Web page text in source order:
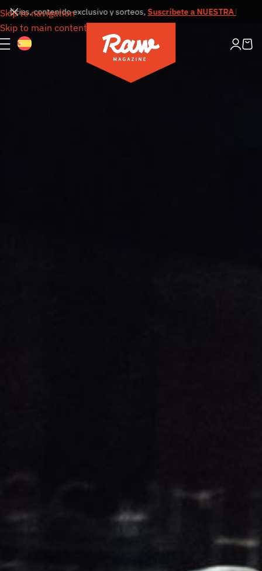
Skip to navigation
Skip to main content
contenido exclusivo y sorteos,Suscríbete a NUESTRA